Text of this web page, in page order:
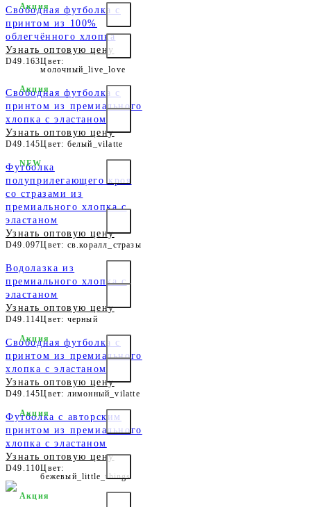
Свободная футболка с
принтом из 100%
облегчённого хлопка
Узнать оптовую цену
D49.163Цвет:
молочный_live_love
Акция
Свободная футболка с
принтом из премиального
хлопка с эластаном
Узнать оптовую цену
D49.145Цвет: белый_vilatte
Акция
Футболка
полуприлегающего кроя
со стразами из
премиального хлопка с
эластаном
Узнать оптовую цену
D49.097Цвет: св.коралл_стразы
NEW
Водолазка из
премиального хлопка с
эластаном
Узнать оптовую цену
D49.114Цвет: черный
Свободная футболка с
принтом из премиального
хлопка с эластаном
Узнать оптовую цену
D49.145Цвет: лимонный_vilatte
Акция
Футболка с авторским
принтом из премиального
хлопка с эластаном
Узнать оптовую цену
D49.110Цвет:
бежевый_little_things
Акция
Акция